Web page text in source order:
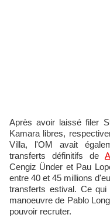
Après avoir laissé filer Steve Mandanda et surtout Boubacar
Kamara libres,
Villa, l'OM avait
transferts définitifs de
Cengiz Ünder et Pau
entre 40 et 45 millions
transferts estival. Ce
manoeuvre de Pablo
pouvoir recruter.